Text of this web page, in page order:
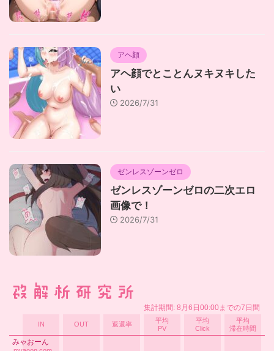
アヘ顔
アヘ顔でとことんヌキヌキした
い
2026/7/31
ゼンレスゾーンゼロ
ゼンレスゾーンゼロの二次エロ
画像で！
2026/7/31